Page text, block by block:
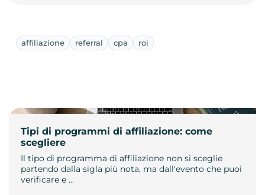
affiliazione referral cpa roi
Tipi di programmi di affiliazione: come
scegliere
Il tipo di programma di affiliazione non si sceglie
partendo dalla sigla più nota, ma dall'evento che puoi
verificare e …